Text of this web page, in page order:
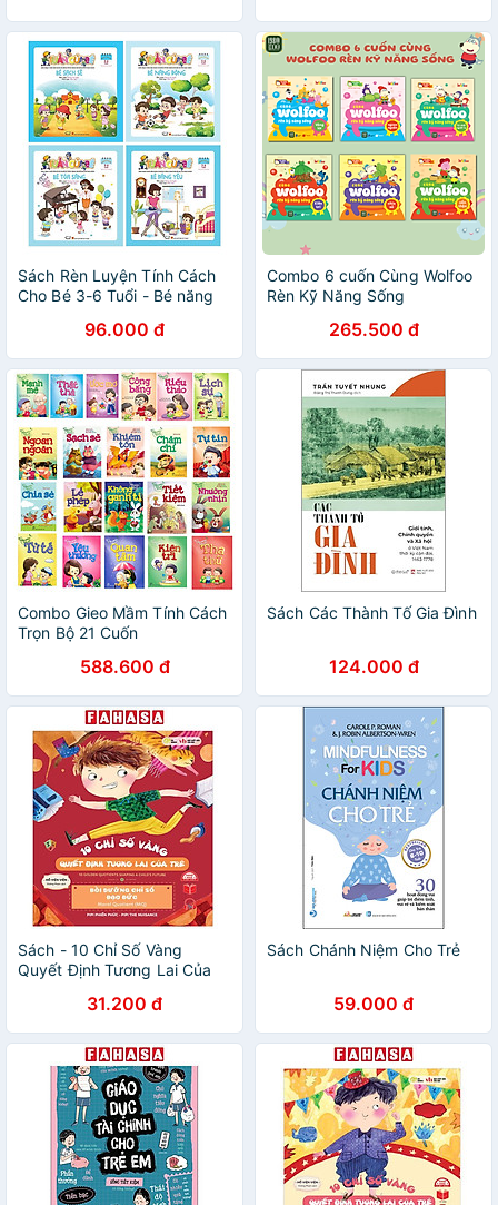
Sách Rèn Luyện Tính Cách
Cho Bé 3-6 Tuổi - Bé năng
sạch sẽ - Tuần của bé tháng
8 (Combo 4 cuốn)
96.000 đ
Combo 6 cuốn Cùng Wolfoo
Rèn Kỹ Năng Sống
265.500 đ
Combo Gieo Mầm Tính Cách
Trọn Bộ 21 Cuốn
588.600 đ
Sách Các Thành Tố Gia Đình
124.000 đ
Sách - 10 Chỉ Số Vàng
Quyết Định Tương Lai Của
Đức - Moral Quotient (MQ) -
Pipi Phiền Phức - Pipi The
Nuisance - Song Ngữ Anh-
31.200 đ
Sách Chánh Niệm Cho Trẻ
59.000 đ